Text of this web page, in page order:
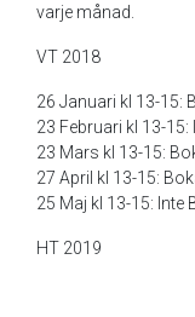
varje månad.
VT 2018
26 Januari kl 13-15:
23 Februari kl 13-15:
23 Mars kl 13-15:
27 April kl 13-15:
25 Maj kl 13-15: Inte
HT 2019